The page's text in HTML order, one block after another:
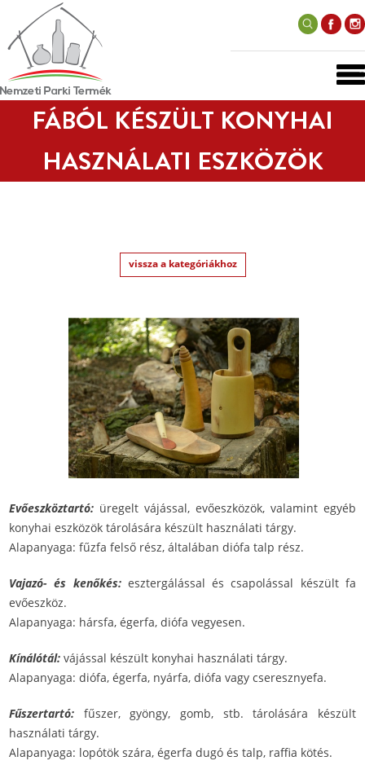
FÁBÓL KÉSZÜLT KONYHAI
HASZNÁLATI ESZKÖZÖK
vissza a kategóriákhoz
Evőeszköztartó: üregelt vájással, evőeszközök, valamint egyéb
konyhai eszközök tárolására készült használati tárgy.
Alapanyaga: fűzfa felső rész, általában diófa talp rész.
Vajazó- és kenőkés: esztergálással és csapolással készült fa
evőeszköz.
Alapanyaga: hársfa, égerfa, diófa vegyesen.
Kínálótál:vájással készült konyhai használati tárgy.
Alapanyaga: diófa, égerfa, nyárfa, diófa vagy cseresznyefa.
Fűszertartó: fűszer, gyöngy, gomb, stb. tárolására készült
használati tárgy.
Alapanyaga: lopótök szára, égerfa dugó és talp, raffia kötés.